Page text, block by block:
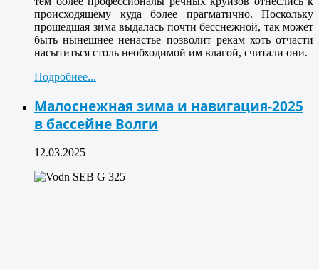
происходящему куда более прагматично. Поскольку
прошедшая зима выдалась почти бесснежной, так может
быть нынешнее ненастье позволит рекам хоть отчасти
насытиться столь необходимой им влагой, считали они.
Подробнее...
Малоснежная зима и навигация-2025
в бассейне Волги
12.03.2025